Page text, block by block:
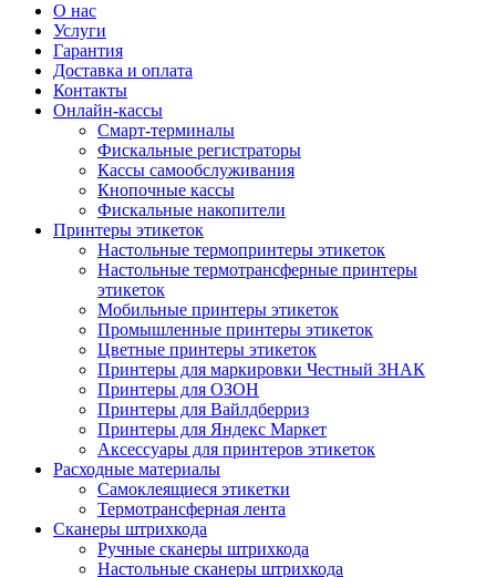
О нас
Услуги
Гарантия
Доставка и оплата
Контакты
Онлайн-кассы
Смарт-терминалы
Фискальные регистраторы
Кассы самообслуживания
Кнопочные кассы
Фискальные накопители
Принтеры этикеток
Настольные термопринтеры этикеток
Настольные термотрансферные принтеры
этикеток
Мобильные принтеры этикеток
Промышленные принтеры этикеток
Цветные принтеры этикеток
Принтеры для маркировки Честный ЗНАК
Принтеры для ОЗОН
Принтеры для Вайлдберриз
Принтеры для Яндекс Маркет
Аксессуары для принтеров этикеток
Расходные материалы
Самоклеящиеся этикетки
Термотрансферная лента
Сканеры штрихкода
Ручные сканеры штрихкода
Настольные сканеры штрихкода